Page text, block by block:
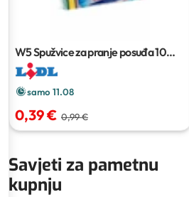
W5 Spužvice za pranje posuđa10
kom
samo 11.08
0,39 € 0,99 €
Savjeti za pametnu
kupnju